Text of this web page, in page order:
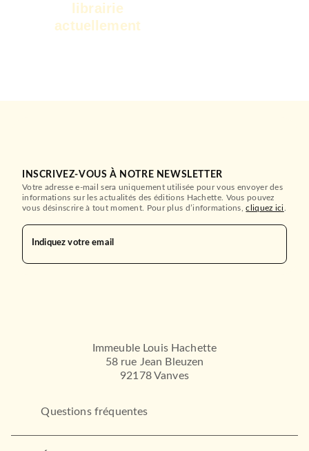
librairie
actuellement
INSCRIVEZ-VOUS À NOTRE NEWSLETTER
Votre adresse e-mail sera uniquement utilisée pour vous envoyer des
informations sur les actualités des éditions Hachette. Vous pouvez
vous désinscrire à tout moment. Pour plus d’informations,cliquez ici
Indiquez votre email
Immeuble Louis Hachette
58 rue Jean Bleuzen
92178 Vanves
Questions fréquentes